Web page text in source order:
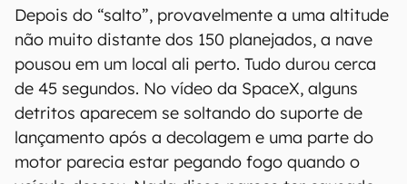
Depois do “salto”, provavelmente a uma altitude
não muito distante dos 150 planejados, a nave
pousou em um local ali perto. Tudo durou cerca
de 45 segundos. No vídeo da SpaceX, alguns
detritos aparecem se soltando do suporte de
lançamento após a decolagem e uma parte do
motor parecia estar pegando fogo quando o